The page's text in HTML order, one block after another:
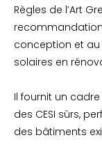
Règles de l’Art
conception et
solaires en
Il fournit un
des CESI sûrs,
des bâtiments